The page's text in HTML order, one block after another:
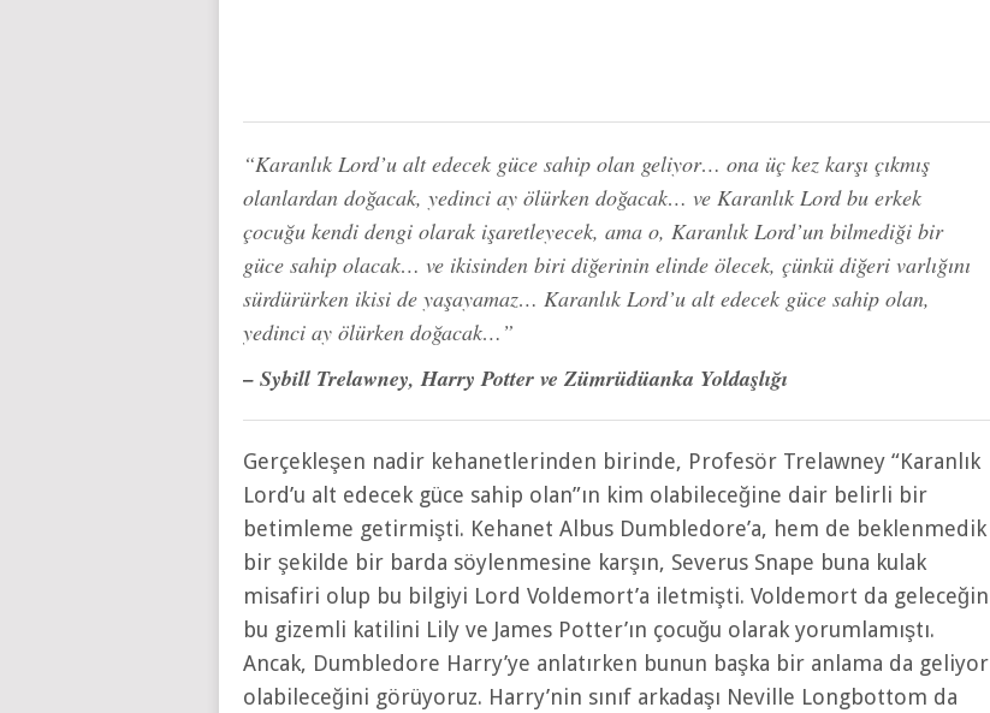
“Karanlık Lord’u alt edecek güce sahip olan geliyor… ona üç kez karşı çıkmış
olanlardan doğacak, yedinci ay ölürken doğacak… ve Karanlık Lord bu erkek
çocuğu kendi dengi olarak işaretleyecek, ama o, Karanlık Lord’un bilmediği bir
güce sahip olacak… ve ikisinden biri diğerinin elinde ölecek, çünkü diğeri varlığını
sürdürürken ikisi de yaşayamaz… Karanlık Lord’u alt edecek güce sahip olan,
yedinci ay ölürken doğacak…”
– Sybill Trelawney, Harry Potter ve Zümrüdüanka Yoldaşlığı
Gerçekleşen nadir kehanetlerinden birinde, Profesör Trelawney “Karanlık
Lord’u alt edecek güce sahip olan”ın kim olabileceğine dair belirli bir
betimleme getirmişti. Kehanet Albus Dumbledore’a, hem de beklenmedik
bir şekilde bir barda söylenmesine karşın, Severus Snape buna kulak
misafiri olup bu bilgiyi Lord Voldemort’a iletmişti. Voldemort da geleceğin
bu gizemli katilini Lily ve James Potter’ın çocuğu olarak yorumlamıştı.
Ancak, Dumbledore Harry’ye anlatırken bunun başka bir anlama da geliyor
olabileceğini görüyoruz. Harry’nin sınıf arkadaşı Neville Longbottom da